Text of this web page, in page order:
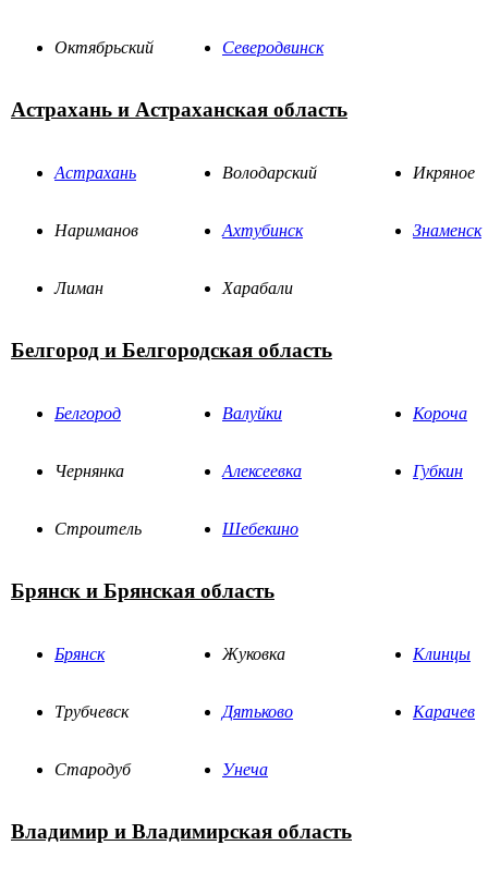
Октябрьский Северодвинск
Астрахань и Астраханская область
Астрахань Володарский Икряное
Нариманов Ахтубинск Знаменск
Лиман Харабали
Белгород и Белгородская область
Белгород Валуйки Короча
Чернянка Алексеевка Губкин
Строитель Шебекино
Брянск и Брянская область
Брянск Жуковка Клинцы
Трубчевск Дятьково Карачев
Стародуб Унеча
Владимир и Владимирская область